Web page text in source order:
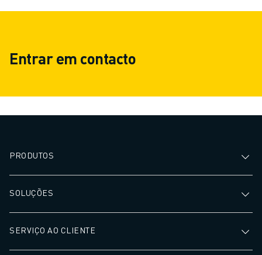
Entrar em contacto
PRODUTOS
SOLUÇÕES
SERVIÇO AO CLIENTE